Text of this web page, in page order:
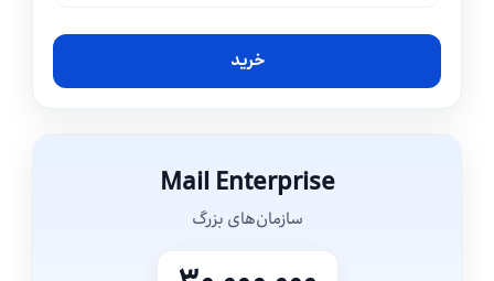
خرید
Mail Enterprise
سازمان‌های بزرگ